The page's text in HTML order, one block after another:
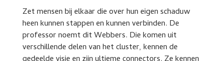
Zet mensen bij elkaar die over hun eigen schaduw
heen kunnen stappen en kunnen verbinden. De
professor noemt dit Webbers. Die komen uit
verschillende delen van het cluster, kennen de